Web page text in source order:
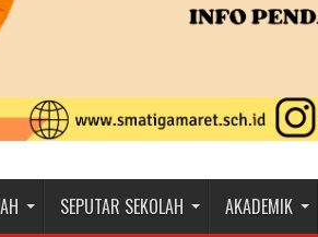
SEPUTAR SEKOLAH AKADEMIK